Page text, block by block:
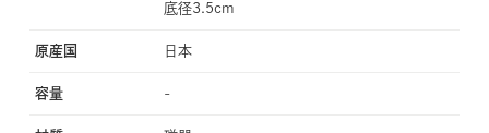
底径3.5cm
原産国 日本
容量 -